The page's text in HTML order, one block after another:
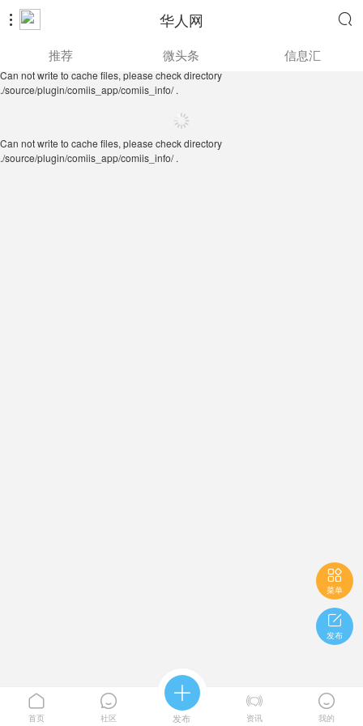
 华人网 
./source/plugin/comiis_app/comiis_info/ .
推荐 微头条 信息汇
Can not write to cache files, please check directory
./source/plugin/comiis_app/comiis_info/ .

菜单

发布

首页

社区

发布

资讯

我的
Can not write to cache files, please check directory
./source/plugin/comiis_app/comiis_info/ .